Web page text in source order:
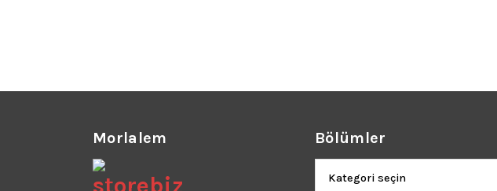
Morlalem Bölümler
Bölümler